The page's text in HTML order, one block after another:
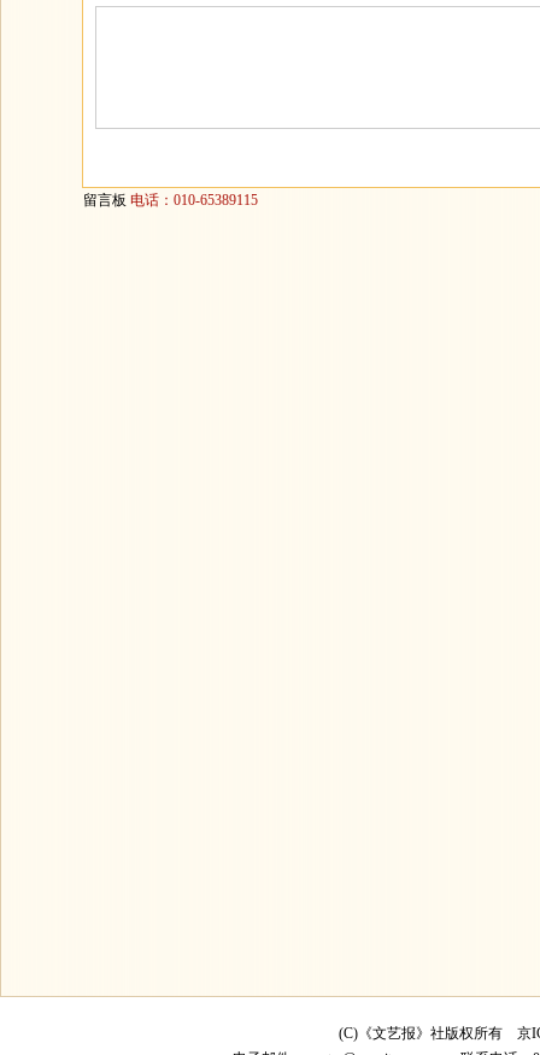
留言板 电话：010-65389115
(C)《文艺报》社版权所有 京